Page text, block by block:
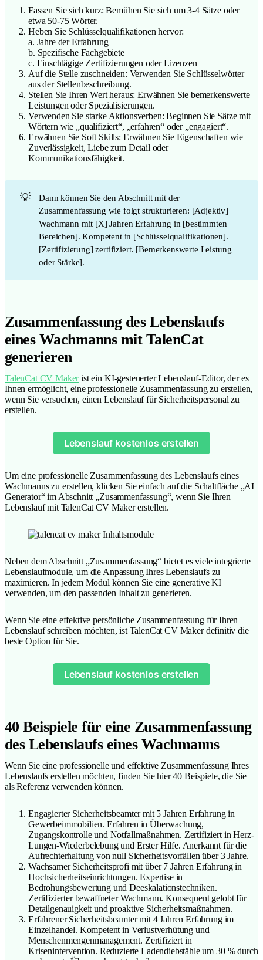
Fassen Sie sich kurz: Bemühen Sie sich um 3-4 Sätze oder
etwa 50-75 Wörter.
Heben Sie Schlüsselqualifikationen hervor:
a. Jahre der Erfahrung
b. Spezifische Fachgebiete
c. Einschlägige Zertifizierungen oder Lizenzen
Auf die Stelle zuschneiden: Verwenden Sie Schlüsselwörter
aus der Stellenbeschreibung.
Stellen Sie Ihren Wert heraus: Erwähnen Sie bemerkenswerte
Leistungen oder Spezialisierungen.
Verwenden Sie starke Aktionsverben: Beginnen Sie Sätze mit
Wörtern wie „qualifiziert“, „erfahren“ oder „engagiert“.
Erwähnen Sie Soft Skills: Erwähnen Sie Eigenschaften wie
Zuverlässigkeit, Liebe zum Detail oder
Kommunikationsfähigkeit.
💡
Dann können Sie den Abschnitt mit der
Zusammenfassung wie folgt strukturieren: [Adjektiv]
Wachmann mit [X] Jahren Erfahrung in [bestimmten
Bereichen]. Kompetent in [Schlüsselqualifikationen].
[Zertifizierung] zertifiziert. [Bemerkenswerte Leistung
oder Stärke].
Zusammenfassung des Lebenslaufs
eines Wachmanns mit TalenCat
generieren
TalenCat CV Makerist ein KI-gesteuerter Lebenslauf-Editor, der es
Ihnen ermöglicht, eine professionelle Zusammenfassung zu erstellen,
wenn Sie versuchen, einen Lebenslauf für Sicherheitspersonal zu
erstellen.
Lebenslauf kostenlos erstellen
Um eine professionelle Zusammenfassung des Lebenslaufs eines
Wachmanns zu erstellen, klicken Sie einfach auf die Schaltfläche „AI
Generator“ im Abschnitt „Zusammenfassung“, wenn Sie Ihren
Lebenslauf mit TalenCat CV Maker erstellen.
Neben dem Abschnitt „Zusammenfassung“ bietet es viele integrierte
Lebenslaufmodule, um die Anpassung Ihres Lebenslaufs zu
maximieren. In jedem Modul können Sie eine generative KI
verwenden, um den passenden Inhalt zu generieren.
Wenn Sie eine effektive persönliche Zusammenfassung für Ihren
Lebenslauf schreiben möchten, ist TalenCat CV Maker definitiv die
beste Option für Sie.
Lebenslauf kostenlos erstellen
40 Beispiele für eine Zusammenfassung
des Lebenslaufs eines Wachmanns
Wenn Sie eine professionelle und effektive Zusammenfassung Ihres
Lebenslaufs erstellen möchten, finden Sie hier 40 Beispiele, die Sie
als Referenz verwenden können.
Engagierter Sicherheitsbeamter mit 5 Jahren Erfahrung in
Gewerbeimmobilien. Erfahren in Überwachung,
Zugangskontrolle und Notfallmaßnahmen. Zertifiziert in Herz-
Lungen-Wiederbelebung und Erster Hilfe. Anerkannt für die
Aufrechterhaltung von null Sicherheitsvorfällen über 3 Jahre.
Wachsamer Sicherheitsprofi mit über 7 Jahren Erfahrung in
Hochsicherheitseinrichtungen. Expertise in
Bedrohungsbewertung und Deeskalationstechniken.
Zertifizierter bewaffneter Wachmann. Konsequent gelobt für
Detailgenauigkeit und proaktive Sicherheitsmaßnahmen.
Erfahrener Sicherheitsbeamter mit 4 Jahren Erfahrung im
Einzelhandel. Kompetent in Verlustverhütung und
Menschenmengenmanagement. Zertifiziert in
Krisenintervention. Reduzierte Ladendiebstähle um 30 % durch